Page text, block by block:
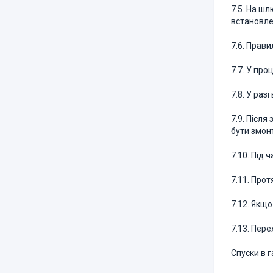
7.5. На
7.6.
7.7. У
7.8. У
7.9. Після
бути
7.10. Під
7.11.
7.12. Якщо
7.13.
Спуски в